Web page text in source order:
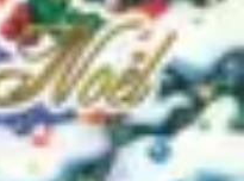
Décorations et